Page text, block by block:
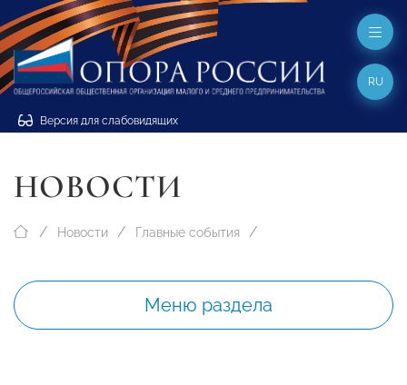
Версия для слабовидящих
RU
НОВОСТИ
Новости Главные события
Меню раздела